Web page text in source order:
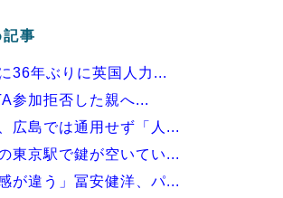
相互RSS
事
36年ぶりに英国人力...
参加拒否した親へ...
広島では通用せず「人...
東京駅で鍵が空いてい...
が違う」冨安健洋、パ...